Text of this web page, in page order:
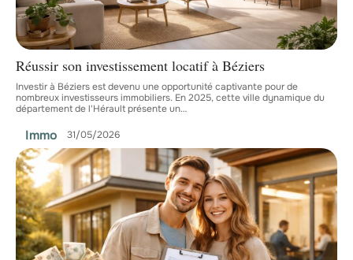
Réussir son investissement locatif à Béziers
Investir à Béziers est devenu une opportunité captivante pour de
nombreux investisseurs immobiliers. En 2025, cette ville dynamique du
département de l'Hérault présente un…
Immo 31/05/2026